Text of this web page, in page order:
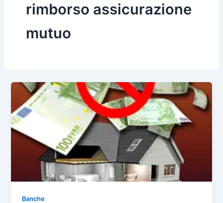
rimborso assicurazione
mutuo
Banche